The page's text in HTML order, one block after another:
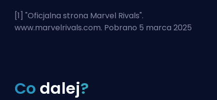
[1] "Oficjalna strona Marvel Rivals".
www.marvelrivals.com. Pobrano 5 marca 2025
Co dalej?